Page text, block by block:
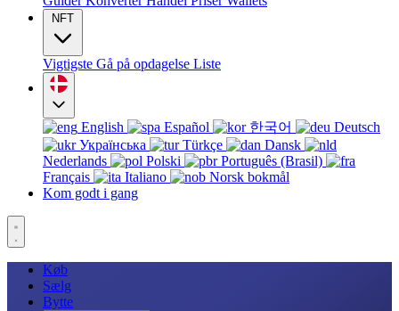
NFT
Vigtigste Gå på opdagelse Liste
English Español 한국어
Deutsch
Українська
Türkçe
Dansk
Nederlands
Polski
Português (Brasil)
Français
Italiano
Norsk bokmål
Kom godt i gang
Køb
Sælg
Bytte